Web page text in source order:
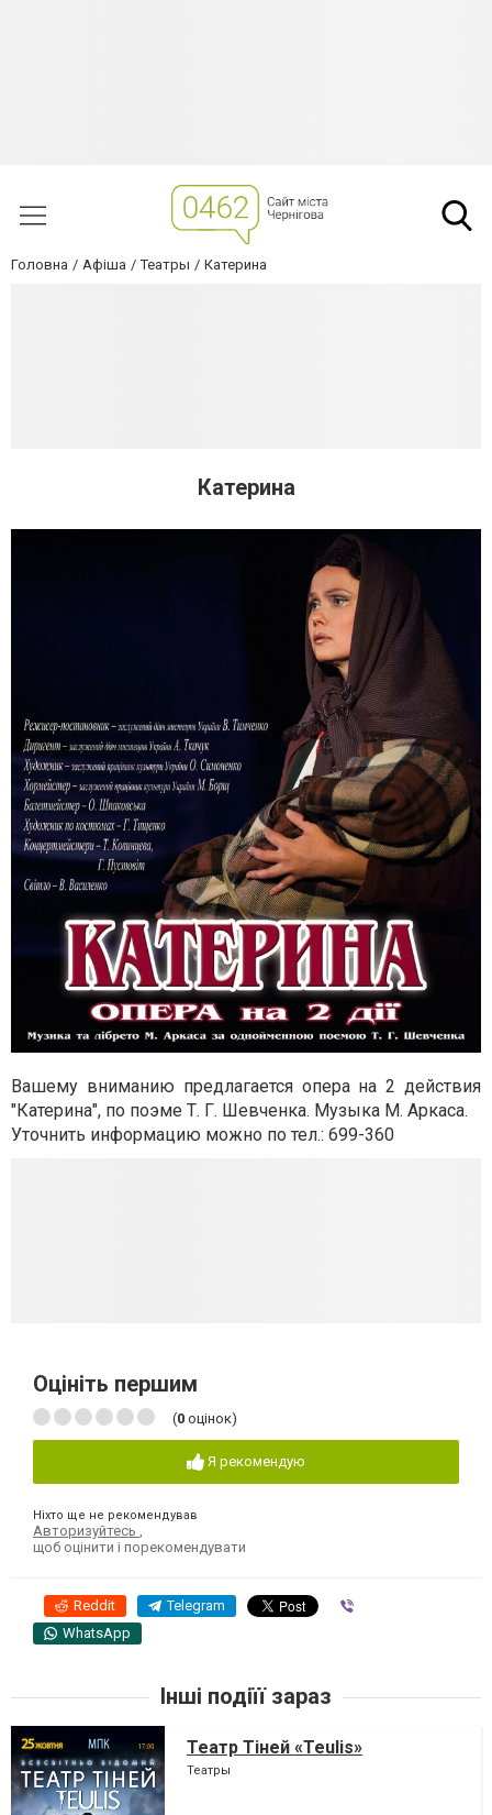
Головна Афіша Театры Катерина
Катерина
Вашему вниманию предлагается опера на 2 действия
"Катерина", по поэме Т. Г. Шевченка. Музыка М. Аркаса.
Уточнить информацию можно по тел.: 699-360
Оцініть першим
(0 оцінок)
Я рекомендую
Ніхто ще не рекомендував
Авторизуйтесь ,
щоб оцінити і порекомендувати
Reddit Telegram
WhatsApp
Інші подіїї зараз
Театр Тіней «Teulis»
Театры